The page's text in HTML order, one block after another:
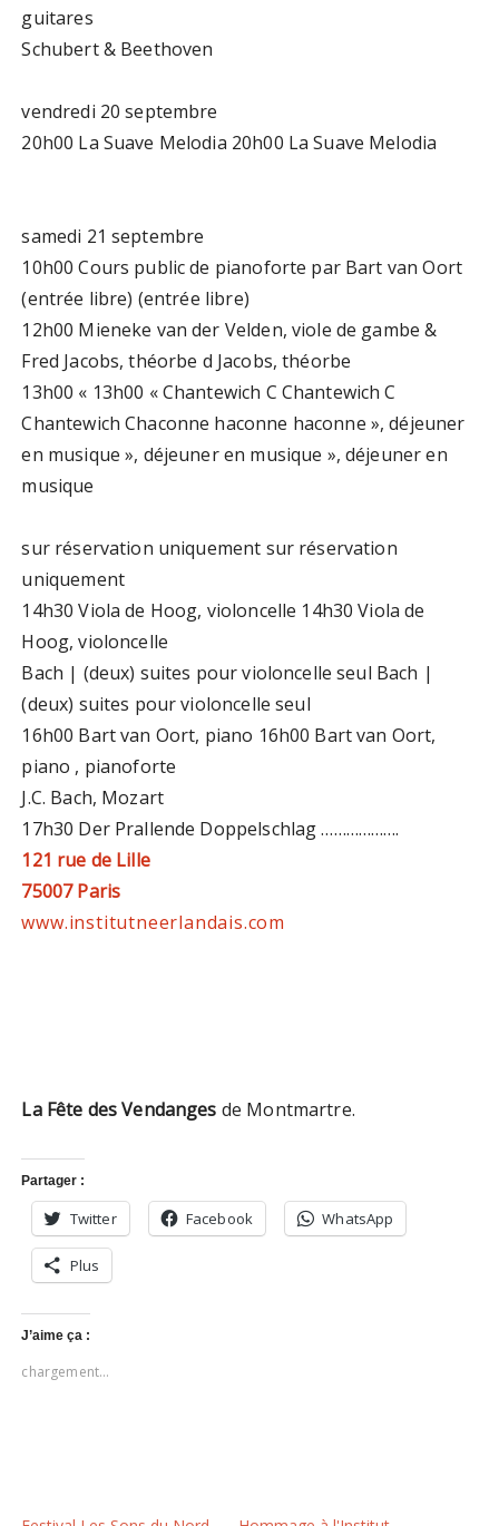
guitares
Schubert & Beethoven
vendredi 20 septembre
20h00 La Suave Melodia 20h00 La Suave Melodia
samedi 21 septembre
10h00 Cours public de pianoforte par Bart van Oort
(entrée libre) (entrée libre)
12h00 Mieneke van der Velden, viole de gambe &
Fred Jacobs, théorbe d Jacobs, théorbe
13h00 « 13h00 « Chantewich C Chantewich C
Chantewich Chaconne haconne haconne », déjeuner
en musique », déjeuner en musique », déjeuner en
musique
sur réservation uniquement sur réservation
uniquement
14h30 Viola de Hoog, violoncelle 14h30 Viola de
Hoog, violoncelle
Bach | (deux) suites pour violoncelle seul Bach |
(deux) suites pour violoncelle seul
16h00 Bart van Oort, piano 16h00 Bart van Oort,
piano , pianoforte
J.C. Bach, Mozart
17h30 Der Prallende Doppelschlag ……………….
121 rue de Lille
75007 Paris
www.institutneerlandais.com
La Fête des Vendanges de Montmartre.
Partager :
Twitter Facebook WhatsApp
Plus
J’aime ça :
chargement…